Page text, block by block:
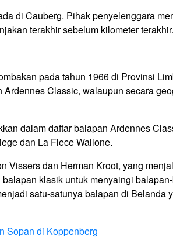
di Cauberg. Pihak penyelenggara
terakhir sebelum kilometer terakhir.
pada tahun 1966 di Provinsi
Classic, walaupun secara
dalam daftar balapan Ardennes
dan La Flece Wallone.
Vissers dan Herman Kroot, yang
klasik untuk menyaingi
satu-satunya balapan di Belanda
Sopan di Koppenberg